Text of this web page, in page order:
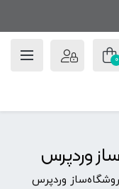
0
وردپرس
وردپرس